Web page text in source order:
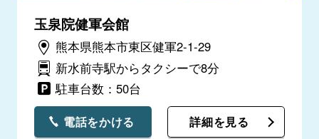
玉泉院健軍会館
熊本県熊本市東区健軍2-1-29
新水前寺駅からタクシーで8分
駐車台数：50台
電話をかける 詳細を見る